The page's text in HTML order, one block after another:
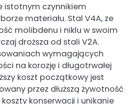
istotnym czynnikiem
materiału. Stal V4A, ze
molibdenu i niklu w swoim
droższa od stali V2A.
wymagających
na korozję i długotrwałej
koszt początkowy jest
przez dłuższą żywotność
konserwacji i unikanie